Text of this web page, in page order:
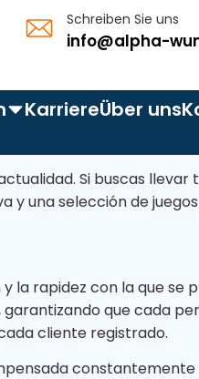
Schreiben Sie uns
info@alpha-
KarriereÜber uns
Si buscas llevar
una selección de
la rapidez con la que
que cada
cliente registrado.